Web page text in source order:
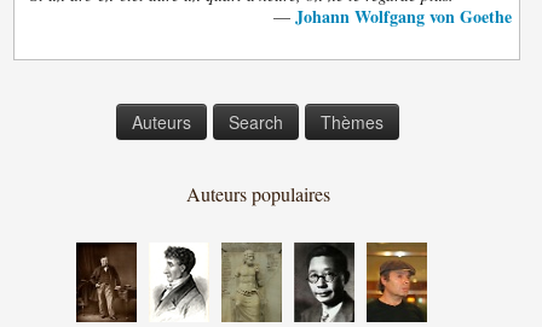
— Johann Wolfgang von Goethe
Auteurs Search Thèmes
Auteurs populaires